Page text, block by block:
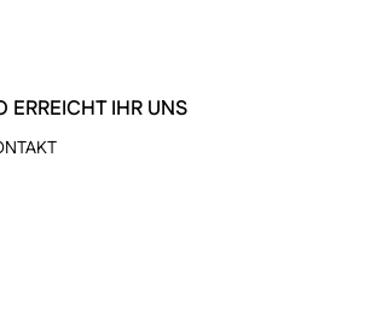
ERREICHT IHR UNS